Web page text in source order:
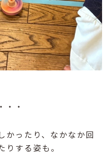
・・
かったり、なかなか回
する姿も。